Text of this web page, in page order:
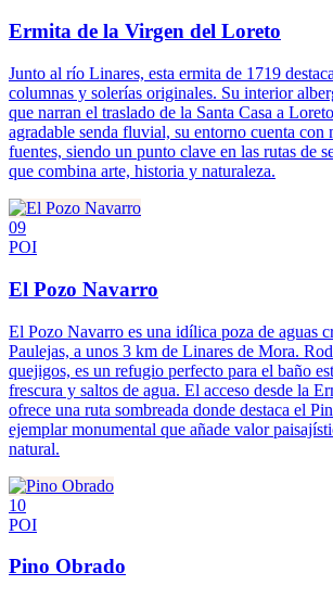
Ermita de la Virgen del Loreto
Junto al río Linares, esta ermita de 1719
columnas y solerías originales. Su interior
que narran el traslado de la Santa Casa a
agradable senda fluvial, su entorno cuenta con
fuentes, siendo un punto clave en las rutas de
que combina arte, historia y naturaleza.
09
POI
El Pozo Navarro
El Pozo Navarro es una idílica poza de aguas
Paulejas, a unos 3 km de Linares de Mora.
quejigos, es un refugio perfecto para el baño
frescura y saltos de agua. El acceso desde la
ofrece una ruta sombreada donde destaca el
ejemplar monumental que añade valor
natural.
10
POI
Pino Obrado